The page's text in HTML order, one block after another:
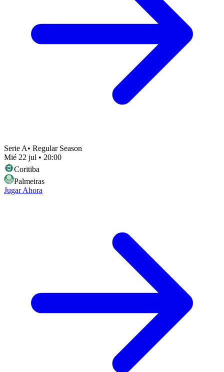
Serie A• Regular Season
Mié 22 jul • 20:00
Coritiba
Palmeiras
Jugar Ahora